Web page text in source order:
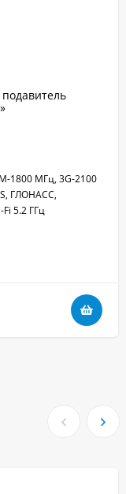
1800 МГц, 3G-2100
ГЛОНАСС,
5.2 ГГц